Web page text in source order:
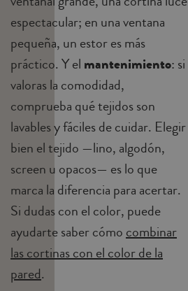
espectacular; en una ventana
pequeña, un estor es más
práctico. Y el mantenimiento: si
valoras la comodidad,
comprueba qué tejidos son
lavables y fáciles de cuidar. Elegir
bien el tejido —lino, algodón,
screen u opacos— es lo que
marca la diferencia para acertar.
Si dudas con el color, puede
ayudarte saber cómocombinar
las cortinas con el color de la
pared.